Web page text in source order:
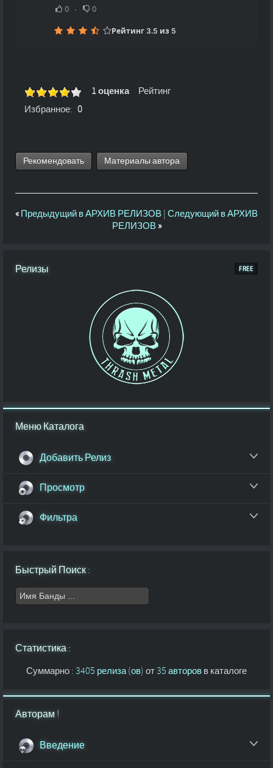
0 0
Рейтинг 3.5 из 5
Рейтинг
1 оценка
Избранное: 0
Рекомендовать Материалы автора
«Предыдущий в АРХИВ РЕЛИЗОВ Следующий в АРХИВ
РЕЛИЗОВ »
Релизы
Меню Каталога
Добавить Релиз
Просмотр
Фильтра
Быстрый Поиск :
Статистика :
Суммарно : 3405 релиза (ов) от35 авторов в каталоге
Авторам !
Введение